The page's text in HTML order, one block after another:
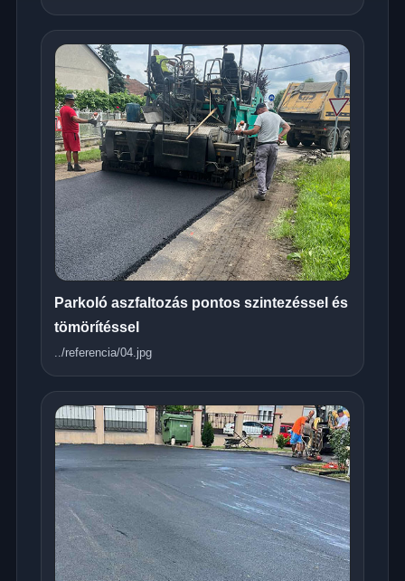
Parkoló aszfaltozás pontos szintezéssel és
tömörítéssel
../referencia/04.jpg